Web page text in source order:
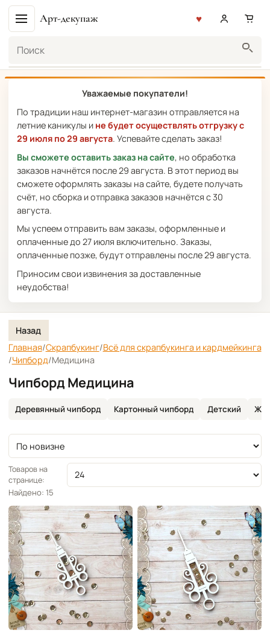
Арт-декупаж
Уважаемые покупатели!
По традиции наш интернет-магазин отправляется на
летние каникулы и не будет осуществлять отгрузку с
29 июля по 29 августа. Успевайте сделать заказ!
Вы сможете оставить заказ на сайте, но обработка
заказов начнётся после 29 августа. В этот период вы
сможете оформлять заказы на сайте, будете получать
счёт, но сборка и отправка заказов начнётся с 30
августа.
Мы успеем отправить вам заказы, оформленные и
оплаченные до 27 июля включительно. Заказы,
оплаченные позже, будут отправлены после 29 августа.
Приносим свои извинения за доставленные
неудобства!
Назад
Главная/Скрапбукинг/Всё для скрапбукинга и кардмейкинга
/Чипборд/Медицина
Чипборд Медицина
Деревянный чипборд Картонный чипборд Детский
Сортировка
Товаров на
странице:
Найдено: 15